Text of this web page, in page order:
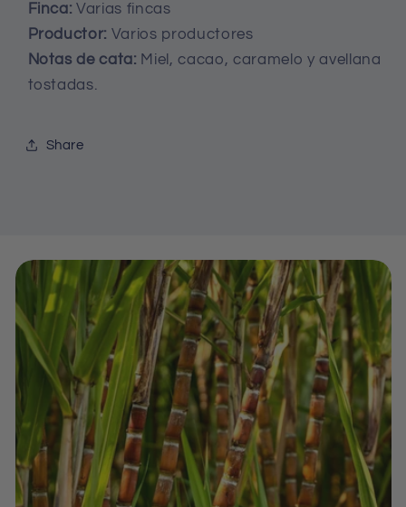
Finca: Varias fincas
Productor: Varios productores
Notas de cata: Miel, cacao, caramelo y avellana
tostadas.
Share